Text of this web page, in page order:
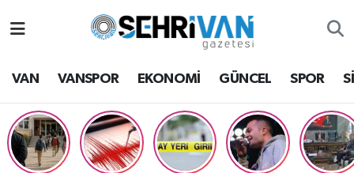
VAN VANSPOR EKONOMİ GÜNCEL SPOR
Van Hava Durumu
VAN Namaz Vakitleri